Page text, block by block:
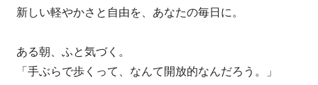
新しい軽やかさと自由を、あなたの毎日に。
ある朝、ふと気づく。
「手ぶらで歩くって、なんて開放的なんだろう。」